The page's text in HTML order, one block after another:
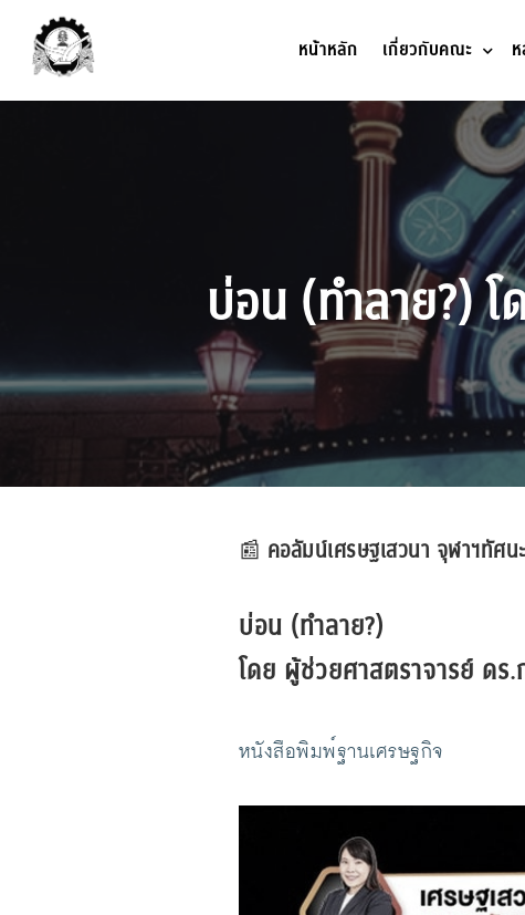
หน้าหลัก เกี่ยวกับคณะ
บ่อน (ทำลาย?)
📰 คอลัมน์เศรษฐเสวนา จุฬาฯทัศนะ
บ่อน (ทำลาย?)
โดย ผู้ช่วยศาสตราจารย์ ด
หนังสือพิมพ์ฐานเศรษฐกิจ